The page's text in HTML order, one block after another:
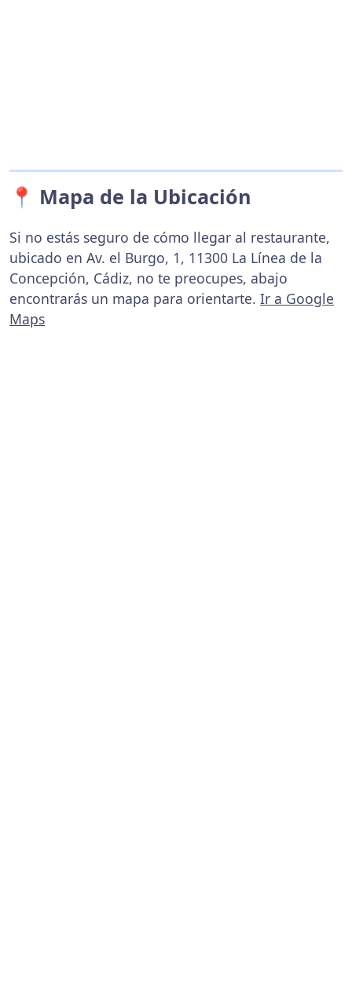
📍 Mapa de la Ubicación
Si no estás seguro de cómo llegar al restaurante,
ubicado en Av. el Burgo, 1, 11300 La Línea de la
Concepción, Cádiz, no te preocupes, abajo
encontrarás un mapa para orientarte. Ir a Google
Maps